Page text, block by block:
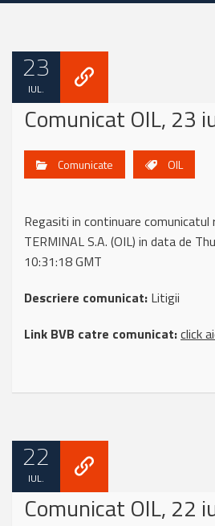
23
IUL.
Comunicat OIL, 23
Comunicate OIL
Regasiti in continuare
TERMINAL S.A. (OIL) in data de
10:31:18 GMT
Descriere comunicat: Litigii
Link BVB catre comunicat:click
22
IUL.
Comunicat OIL, 22